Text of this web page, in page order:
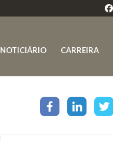
NOTICIÁRIO CARREIRA